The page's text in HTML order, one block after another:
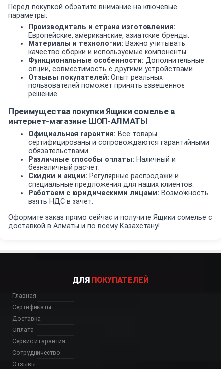
Перед покупкой обратите внимание на ключевые
параметры:
Производитель и страна изготовления:
Европейские, американские, азиатские бренды.
Материалы и технологии: Важно учитывать
качество сборки и используемые компоненты.
Функциональные особенности: Дополнительные
опции, совместимость с другими устройствами.
Отзывы покупателей: Опыт реальных
пользователей поможет принять взвешенное
решение.
Преимущества покупки Ящики сомелье в
интернет-магазине ШОП-АЛМАТЫ
Официальная гарантия: Все товары
сертифицированы и сопровождаются гарантийными
обязательствами.
Различные способы оплаты: Наличный и
безналичный расчет.
Скидки и акции: Регулярные распродажи и
специальные предложения для наших клиентов.
Работаем с юридическими лицами: Возможность
взять НДС в зачет.
Оформите заказ прямо сейчас и получите Ящики сомелье с
доставкой в Алматы и по всему Казахстану!
ДЛЯ ПОКУПАТЕЛЕЙ
Главная
Сертификаты
Доставка
Оплата
Сервис и гарантия
Сотрудничество
Отзывы